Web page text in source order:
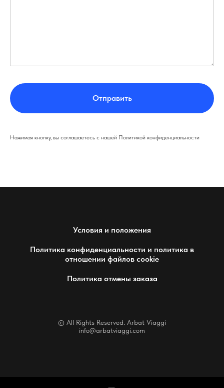
Отправить
Нажимая кнопку, вы соглашаетесь с нашей Политикой конфиденциальности
Условия и положения
Политика конфиденциальности и политика в
отношении файлов cookie
Политика отмены заказа
© All Rights Reserved. Arbat Viaggi
info@arbatviaggi.com